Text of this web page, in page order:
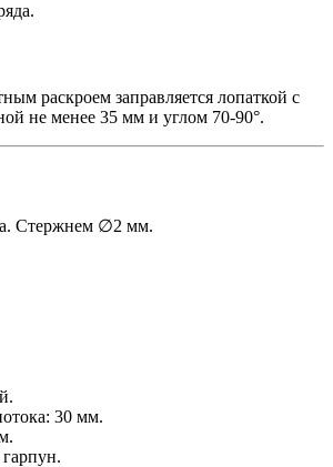
раскроем заправляется лопаткой с
не менее 35 мм и углом 70-90°.
Стержнем ∅2 мм.
30 мм.